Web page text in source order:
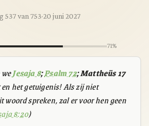
537 van 753·20 juni 2027
71%
weJesaja 8;Psalm 72; Mattheüs 17
het getuigenis! Als zij niet
woord spreken, zal er voor hen geen
8:20)